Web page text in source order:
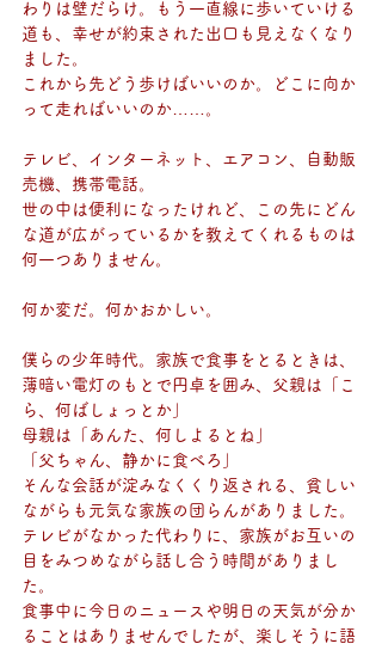
わりは壁だらけ。もう一直線に歩いていける
道も、幸せが約束された出口も見えなくなり
ました。
これから先どう歩けばいいのか。どこに向か
って走ればいいのか……。
テレビ、インターネット、エアコン、自動販
売機、携帯電話。
世の中は便利になったけれど、この先にどん
な道が広がっているかを教えてくれるものは
何一つありません。
何か変だ。何かおかしい。
僕らの少年時代。家族で食事をとるときは、
薄暗い電灯のもとで円卓を囲み、父親は「こ
ら、何ばしょっとか」
母親は「あんた、何しよるとね」
「父ちゃん、静かに食べろ」
そんな会話が淀みなくくり返される、貧しい
ながらも元気な家族の団らんがありました。
テレビがなかった代わりに、家族がお互いの
目をみつめながら話し合う時間がありまし
た。
食事中に今日のニュースや明日の天気が分か
ることはありませんでしたが、楽しそうに語